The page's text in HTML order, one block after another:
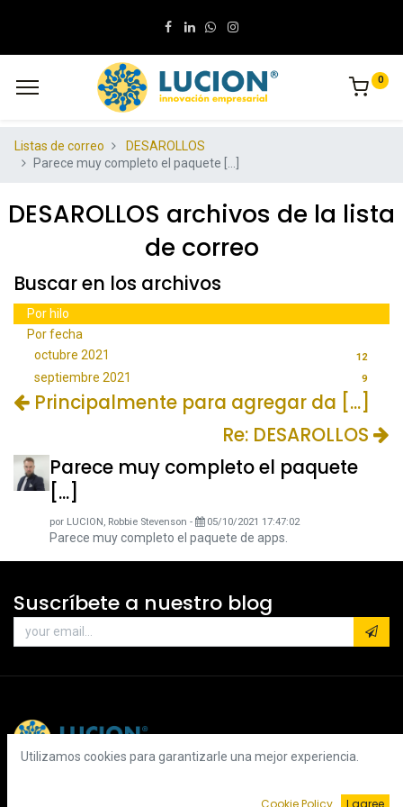
0
Listas de correo
DESAROLLOS
Parece muy completo el paquete [...]
DESAROLLOS archivos de la lista
de correo
Buscar en los archivos
Por hilo
Por fecha
octubre 2021
12
septiembre 2021 9
Principalmente para agregar da [...]
Re: DESAROLLOS
Parece muy completo el paquete
[...]
por LUCION, Robbie Stevenson - 05/10/2021 17:47:02
Parece muy completo el paquete de apps.
Suscríbete a nuestro blog
Utilizamos cookies para garantizarle una mejor experiencia.
Cookie Policy I agree